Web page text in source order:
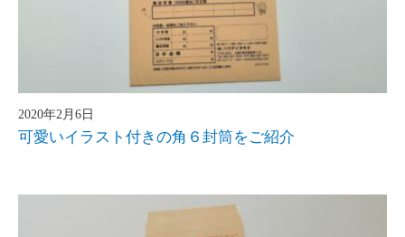
2020年2月6日
可愛いイラスト付きの角６封筒をご紹介